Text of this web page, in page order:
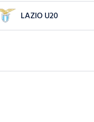
LAZIO U20